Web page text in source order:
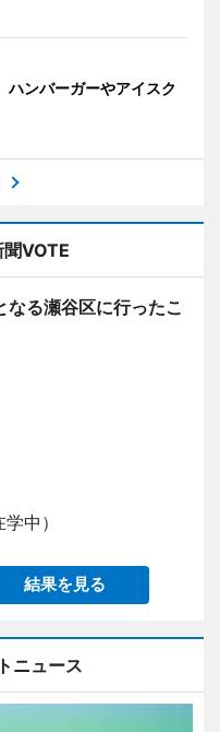
ンバーガーやアイスク
VOTE
る瀬谷区に行ったこ
中）
結果を見る
ニュース